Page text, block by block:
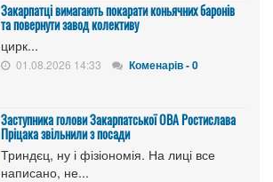
Закарпатці вимагають покарати коньячних баронів
та повернути завод колективу
цирк...
01.08.2026 14:33 Коменарів - 0
Заступника голови Закарпатської ОВА Ростислава
Пріцака звільнили з посади
Триндєц, ну і фізіономія. На лиці все
написано, не...